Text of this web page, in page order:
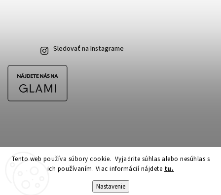
Tento web používa súbory cookie. Vyjadrite súhlas alebo nesúhlas s
ich používaním. Viac informácií nájdete tu.
Nastavenie
Sledovať na Instagrame
Copyright 2026CubeSkateshop.sk. Všetky práva vyhradené.
Upraviť nastavenie cookies
Shoptet| Design